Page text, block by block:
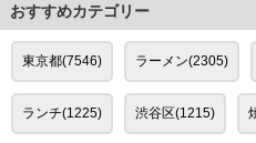
おすすめカテゴリー
東京都(7546) ラーメン(2305)
ランチ(1225) 渋谷区(1215)